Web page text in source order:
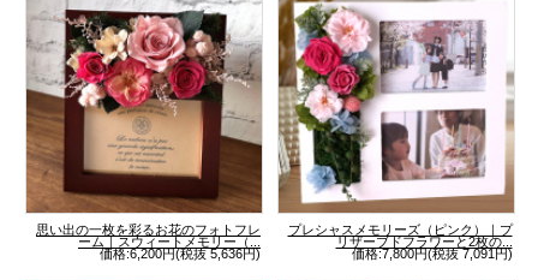
思い出の一枚を彩るお花のフォトフレ
ーム｜スウィートメモリー（...
価格:6,200円(税抜 5,636円)
プレシャスメモリーズ（ピンク）｜プ
リザーブドフラワーと2枚の...
価格:7,800円(税抜 7,091円)